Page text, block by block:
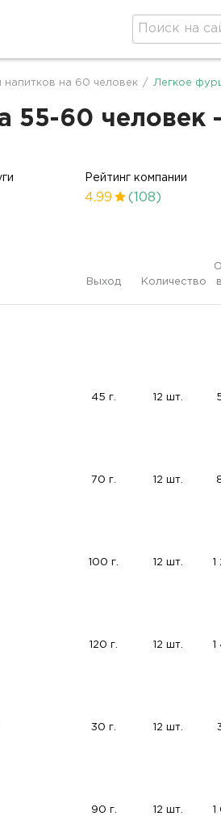
на 60 человек / Легкое
55-60 человек
Рейтинг компании
4.99 (108)
Выход Количество
45 г. 12 шт.
70 г. 12 шт.
100 г. 12 шт. 1
120 г. 12 шт. 1
30 г. 12 шт.
90 г. 12 шт. 1